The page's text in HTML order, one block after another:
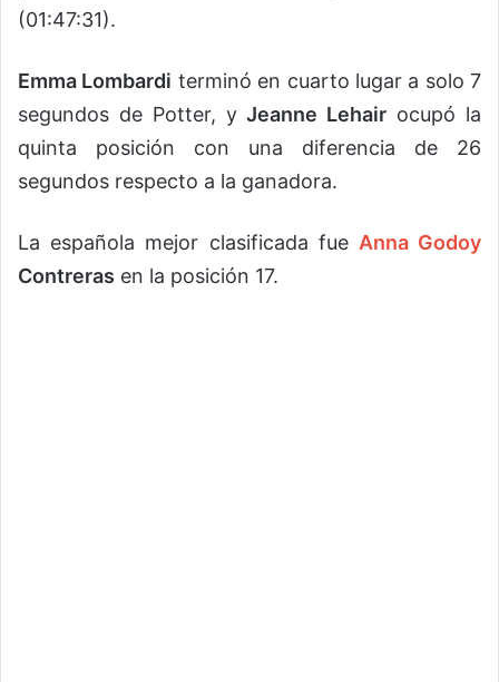
(01:47:31).
Emma Lombardi terminó en cuarto lugar a solo 7
segundos de Potter, yJeanne Lehair ocupó la
quinta posición con una diferencia de 26
segundos respecto a la ganadora.
La española mejor clasificada fue Anna Godoy
Contreras en la posición 17.